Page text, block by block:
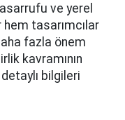
ve yerel
hem tasarımcılar
fazla önem
kavramının
bilgileri